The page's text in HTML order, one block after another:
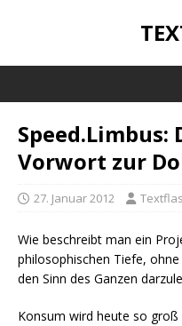
Speed.Limbus:
Vorwort zur
27. Januar 2012
Wie beschreibt man ein
philosophischen Tiefe,
den Sinn des Ganzen
Konsum wird heute so